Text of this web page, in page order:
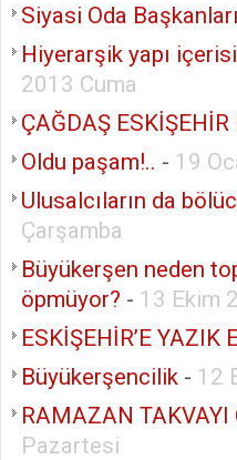
Siyasi Oda Başkanları
Hiyerarşik yapı
2013 Cuma
ÇAĞDAŞ ESKİŞEHİR
Oldu paşam!.. - 19
Ulusalcıların da
Çarşamba
Büyükerşen neden
öpmüyor? - 13 Ekim
ESKİŞEHİR’E YAZIK
Büyükerşencilik - 12
RAMAZAN TAKVAYI
Pazartesi